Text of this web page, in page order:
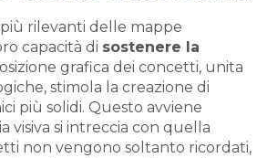
rilevanti delle mappe
capacità di sostenere la
grafica dei concetti, unita
stimola la creazione di
più solidi. Questo avviene
visiva si intreccia con quella
non vengono soltanto ricordati,